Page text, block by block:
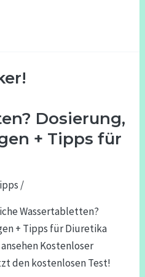
Dosierung,
+ Tipps für
/
Wassertabletten?
+ Tipps für Diuretika
Kostenloser
den kostenlosen Test!